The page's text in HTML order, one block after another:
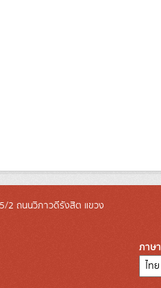
2 ถนนวิภาวดีรังสิต แขวง
ภาษา